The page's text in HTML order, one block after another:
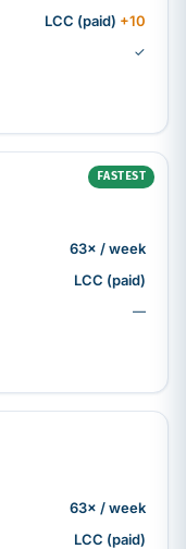
LCC (paid) +10
✓
FASTEST
63× / week
LCC (paid)
—
63× / week
LCC (paid)